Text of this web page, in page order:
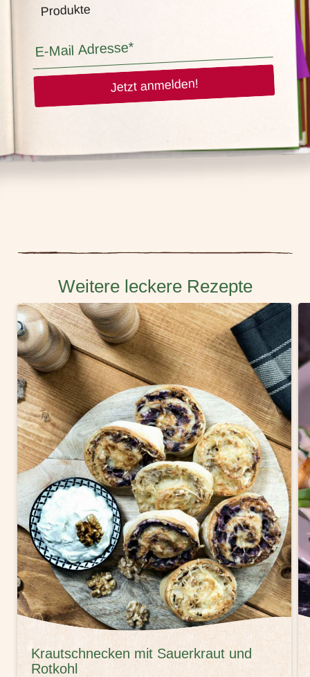
Produkte
Jetzt anmelden!
Weitere leckere Rezepte
Krautschnecken mit Sauerkraut und
Rotkohl